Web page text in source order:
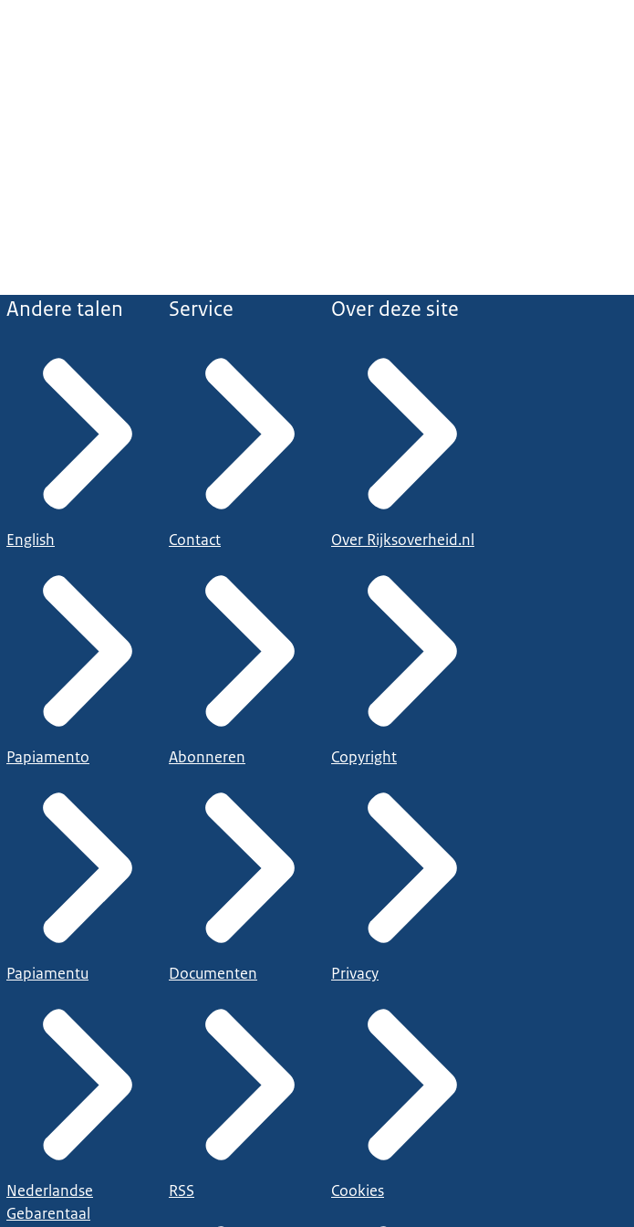
Andere talen
English
Papiamento
Papiamentu
Nederlandse
Gebarentaal
Service
Contact
Abonneren
Documenten
RSS
Over deze site
Over Rijksoverheid.nl
Copyright
Privacy
Cookies